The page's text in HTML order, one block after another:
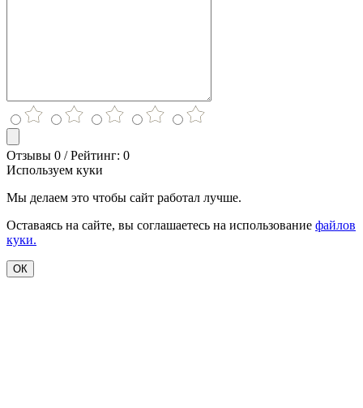
Отзывы 0 / Рейтинг: 0
Используем куки
Мы делаем это чтобы сайт работал лучше.
Оставаясь на сайте, вы соглашаетесь на использование файлов
куки.
ОК